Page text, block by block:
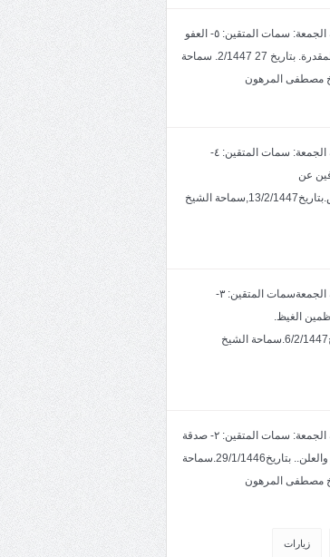
خطبة الجمعة: سمات المتقين: ٥- العفو
عند المقدرة. بتاريخ 27 2/1447. سماحة
مصطفى المرهون
خطبة الجمعة: سمات المتقين: ٤-
عن
الناس.بتاريخ13/2/1447,سماحة الشيخ
خطبة الجمعةسمات المتقين: ٣-
الغيظ.
بتاريخ6/2/1447.سماحة الشيخ
خطبة الجمعة: سمات المتقين: ٢- صدقة
السر والعلن.. بتاريخ29/1/1446.سماحة
مصطفى المرهون
زيارات